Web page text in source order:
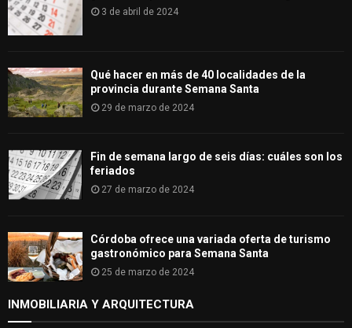
3 de abril de 2024
Qué hacer en más de 40 localidades de la
provincia durante Semana Santa
29 de marzo de 2024
Fin de semana largo de seis días: cuáles son los
feriados
27 de marzo de 2024
Córdoba ofrece una variada oferta de turismo
gastronómico para Semana Santa
25 de marzo de 2024
INMOBILIARIA Y ARQUITECTURA